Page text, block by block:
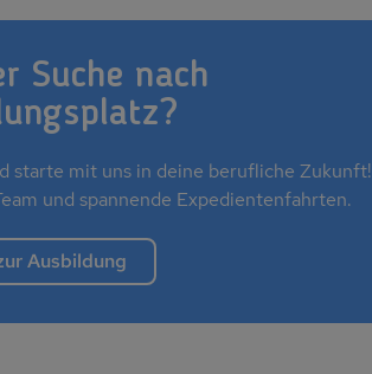
Suche nach
starte mit uns in deine berufliche Zukunft!
und spannende Expedientenfahrten.
Ausbildung